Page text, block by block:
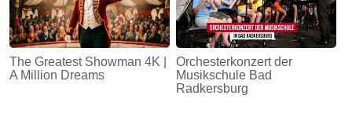
The Greatest Showman 4K |
A Million Dreams
Orchesterkonzert der
Musikschule Bad
Radkersburg